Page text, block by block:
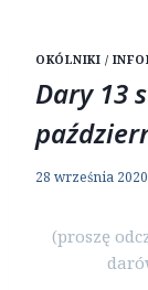
OKÓLNIKI /
Dary 13
28 września 2020
(proszę